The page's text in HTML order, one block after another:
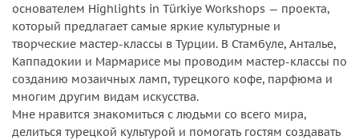
основателем Highlights in Türkiye Workshops — проекта,
который предлагает самые яркие культурные и
творческие мастер-классы в Турции. В Стамбуле, Анталье,
Каппадокии и Мармарисе мы проводим мастер-классы по
созданию мозаичных ламп, турецкого кофе, парфюма и
многим другим видам искусства.
Мне нравится знакомиться с людьми со всего мира,
делиться турецкой культурой и помогать гостям создавать